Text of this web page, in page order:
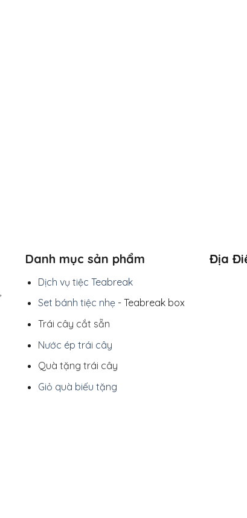
Danh mục sản phẩm
Dịch vụ tiệc Teabreak
Set bánh tiệc nhẹ- Teabreak box
Trái cây cắt sẵn
Nước ép trái cây
Quà tặng trái cây
Giỏ quà biếu tặng
Địa